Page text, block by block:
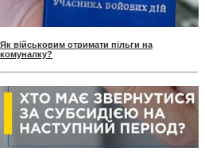
Як військовим отримати пільги на
комуналку?